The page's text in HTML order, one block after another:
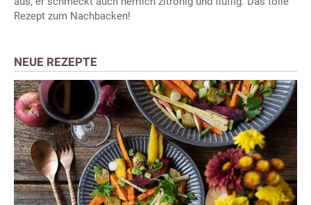
Rezept zum Nachbacken!
NEUE REZEPTE